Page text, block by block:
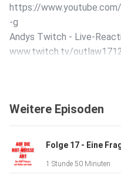
https://www.youtube.com/
-g
Andys Twitch - Live-
www.twitch.tv/
Dieser Podcast wird
Konzeption,
Produktion, Vermarktung,
Weitere Episoden
Folge 17 - Eine
1 Stunde 50 Minuten